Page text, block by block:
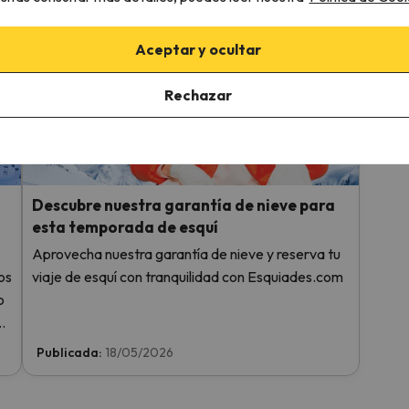
de-
Descubre nuestra garantía de nieve para
esta temporada de esquí
Aprovecha nuestra garantía de nieve y reserva tu
viaje de esquí con tranquilidad con Esquiades.com
Publicada: 18/05/2026
Aceptar y ocultar
Rechazar